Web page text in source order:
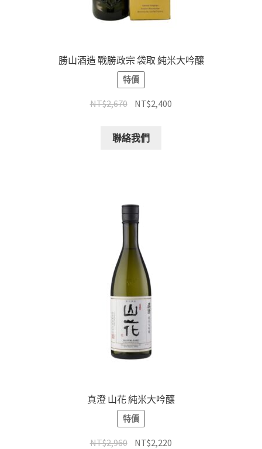
勝山酒造 戰勝政宗 袋取 純米大吟釀
特價
NT$2,670 NT$2,400
聯絡我們
真澄 山花 純米大吟釀
特價
NT$2,960 NT$2,220